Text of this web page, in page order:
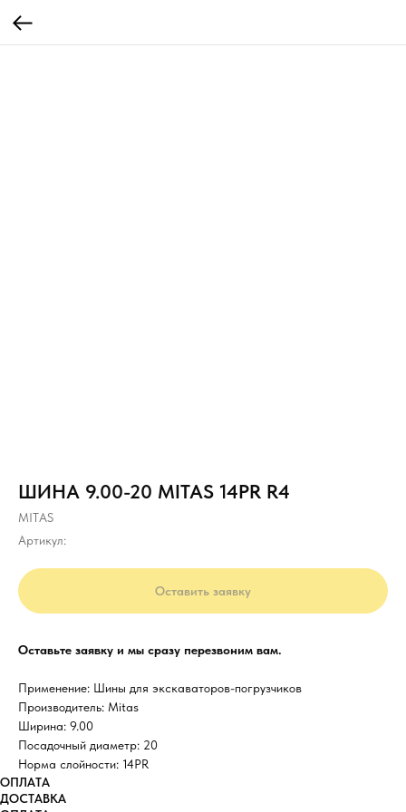
ШИНА 9.00-20 MITAS 14PR R4
MITAS
Артикул:
Оставить заявку
Оставьте заявку и мы сразу перезвоним вам.
Применение: Шины для экскаваторов-погрузчиков
Производитель: Mitas
Ширина: 9.00
Посадочный диаметр: 20
Норма слойности: 14PR
ОПЛАТА
ДОСТАВКА